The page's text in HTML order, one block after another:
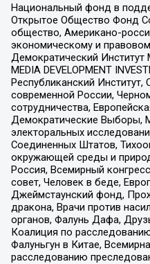
Национальный фонд в
Открытое Общество Фонд
общество, Американо-
экономическому и
Демократический
MEDIA DEVELOPMENT
Республиканский Институт,
современной России,
сотрудничества,
Демократические Выборы,
электоральных
Соединенных Штатов,
окружающей среды и
Россия, Всемирный
совет, Человек в беде,
Джеймстаунский фонд,
дракона, Врачи против
органов, Фалунь Дафа,
Коалиция по
Фалуньгун в Китае,
расследованию